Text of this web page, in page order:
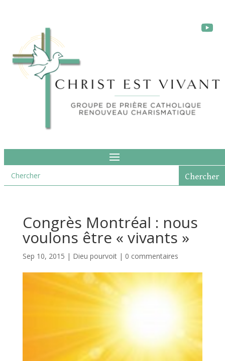
Congrès Montréal : nous
voulons être « vivants »
Sep 10, 2015 | Dieu pourvoit| 0 commentaires